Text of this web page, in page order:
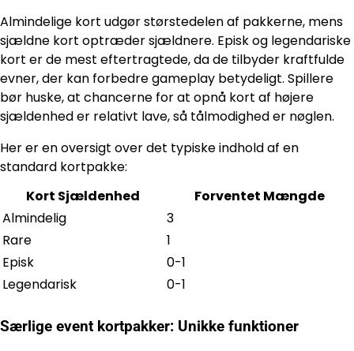
Almindelige kort udgør størstedelen af pakkerne, mens
sjældne kort optræder sjældnere. Episk og legendariske
kort er de mest eftertragtede, da de tilbyder kraftfulde
evner, der kan forbedre gameplay betydeligt. Spillere
bør huske, at chancerne for at opnå kort af højere
sjældenhed er relativt lave, så tålmodighed er nøglen.
Her er en oversigt over det typiske indhold af en
standard kortpakke:
Kort Sjældenhed
Forventet Mængde
Almindelig
3
Rare
1
Episk
0-1
Legendarisk
0-1
Særlige event kortpakker: Unikke funktioner